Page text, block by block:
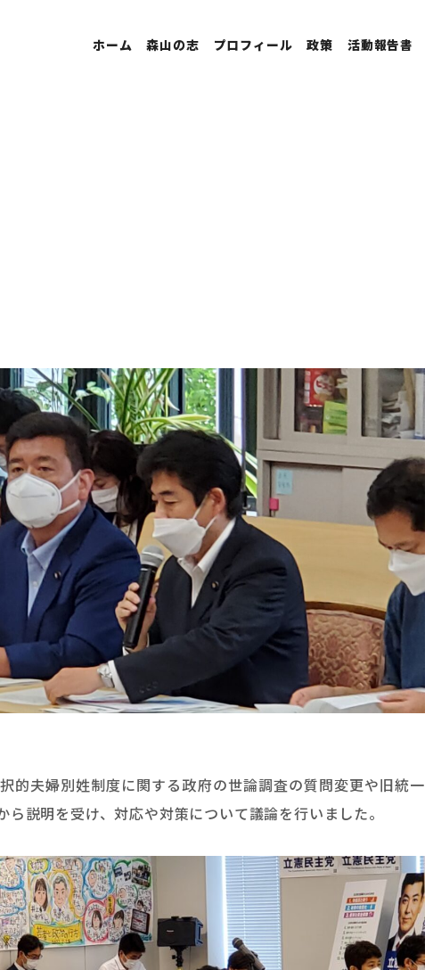
ホーム 森山の志 プロフィール 政策 活動報告書
的夫婦別姓制度に関する政府の世論調査の質問変更や旧統一
説明を受け、対応や対策について議論を行いました。